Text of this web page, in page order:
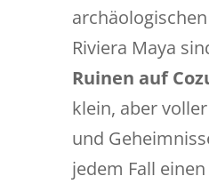
Riviera Maya
Ruinen auf
klein, aber
und
jedem Fall